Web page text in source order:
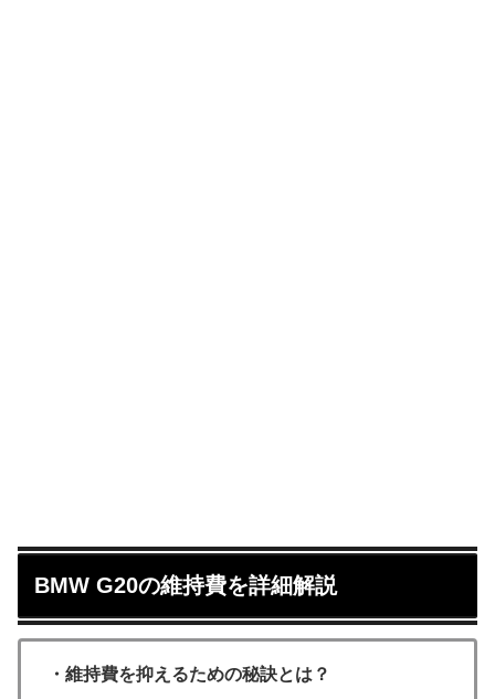
BMW G20の維持費を詳細解説
・維持費を抑えるための秘訣とは？